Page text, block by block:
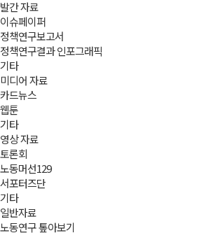
발간 자료
이슈페이퍼
정책연구보고서
정책연구결과 인포그래픽
기타
미디어 자료
카드뉴스
웹툰
기타
영상 자료
토론회
노동머선129
서포터즈단
기타
일반자료
노동연구 톺아보기